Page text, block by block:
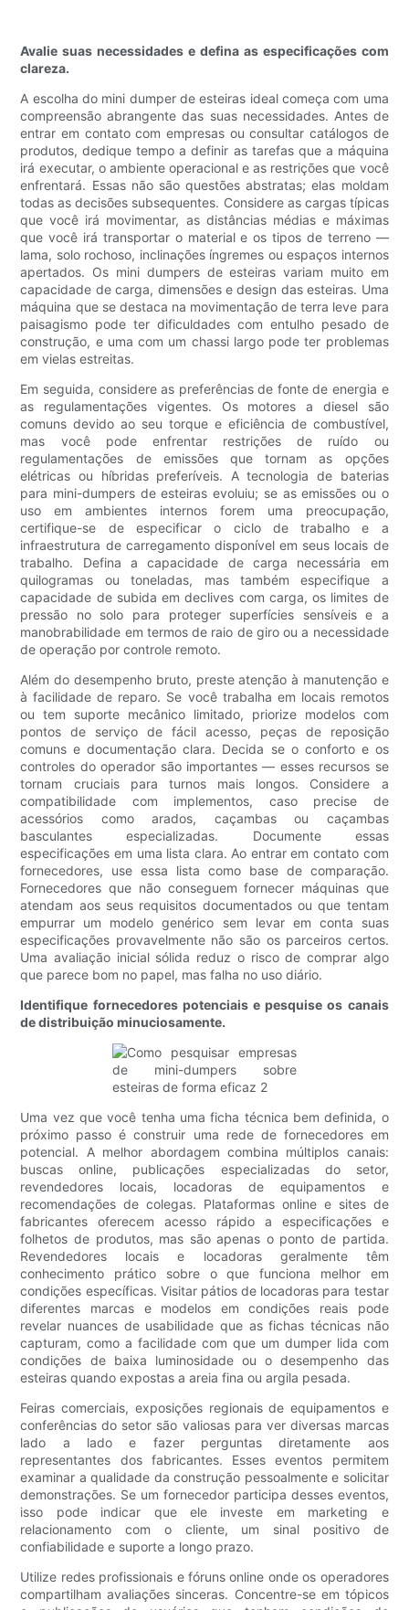
Avalie suas necessidades e defina as especificações com
clareza.
A escolha do mini dumper de esteiras ideal começa com uma
compreensão abrangente das suas necessidades. Antes de
entrar em contato com empresas ou consultar catálogos de
produtos, dedique tempo a definir as tarefas que a máquina
irá executar, o ambiente operacional e as restrições que você
enfrentará. Essas não são questões abstratas; elas moldam
todas as decisões subsequentes. Considere as cargas típicas
que você irá movimentar, as distâncias médias e máximas
que você irá transportar o material e os tipos de terreno —
lama, solo rochoso, inclinações íngremes ou espaços internos
apertados. Os mini dumpers de esteiras variam muito em
capacidade de carga, dimensões e design das esteiras. Uma
máquina que se destaca na movimentação de terra leve para
paisagismo pode ter dificuldades com entulho pesado de
construção, e uma com um chassi largo pode ter problemas
em vielas estreitas.
Em seguida, considere as preferências de fonte de energia e
as regulamentações vigentes. Os motores a diesel são
comuns devido ao seu torque e eficiência de combustível,
mas você pode enfrentar restrições de ruído ou
regulamentações de emissões que tornam as opções
elétricas ou híbridas preferíveis. A tecnologia de baterias
para mini-dumpers de esteiras evoluiu; se as emissões ou o
uso em ambientes internos forem uma preocupação,
certifique-se de especificar o ciclo de trabalho e a
infraestrutura de carregamento disponível em seus locais de
trabalho. Defina a capacidade de carga necessária em
quilogramas ou toneladas, mas também especifique a
capacidade de subida em declives com carga, os limites de
pressão no solo para proteger superfícies sensíveis e a
manobrabilidade em termos de raio de giro ou a necessidade
de operação por controle remoto.
Além do desempenho bruto, preste atenção à manutenção e
à facilidade de reparo. Se você trabalha em locais remotos
ou tem suporte mecânico limitado, priorize modelos com
pontos de serviço de fácil acesso, peças de reposição
comuns e documentação clara. Decida se o conforto e os
controles do operador são importantes — esses recursos se
tornam cruciais para turnos mais longos. Considere a
compatibilidade com implementos, caso precise de
acessórios como arados, caçambas ou caçambas
basculantes especializadas. Documente essas
especificações em uma lista clara. Ao entrar em contato com
fornecedores, use essa lista como base de comparação.
Fornecedores que não conseguem fornecer máquinas que
atendam aos seus requisitos documentados ou que tentam
empurrar um modelo genérico sem levar em conta suas
especificações provavelmente não são os parceiros certos.
Uma avaliação inicial sólida reduz o risco de comprar algo
que parece bom no papel, mas falha no uso diário.
Identifique fornecedores potenciais e pesquise os canais
de distribuição minuciosamente.
Uma vez que você tenha uma ficha técnica bem definida, o
próximo passo é construir uma rede de fornecedores em
potencial. A melhor abordagem combina múltiplos canais:
buscas online, publicações especializadas do setor,
revendedores locais, locadoras de equipamentos e
recomendações de colegas. Plataformas online e sites de
fabricantes oferecem acesso rápido a especificações e
folhetos de produtos, mas são apenas o ponto de partida.
Revendedores locais e locadoras geralmente têm
conhecimento prático sobre o que funciona melhor em
condições específicas. Visitar pátios de locadoras para testar
diferentes marcas e modelos em condições reais pode
revelar nuances de usabilidade que as fichas técnicas não
capturam, como a facilidade com que um dumper lida com
condições de baixa luminosidade ou o desempenho das
esteiras quando expostas a areia fina ou argila pesada.
Feiras comerciais, exposições regionais de equipamentos e
conferências do setor são valiosas para ver diversas marcas
lado a lado e fazer perguntas diretamente aos
representantes dos fabricantes. Esses eventos permitem
examinar a qualidade da construção pessoalmente e solicitar
demonstrações. Se um fornecedor participa desses eventos,
isso pode indicar que ele investe em marketing e
relacionamento com o cliente, um sinal positivo de
confiabilidade e suporte a longo prazo.
Utilize redes profissionais e fóruns online onde os operadores
compartilham avaliações sinceras. Concentre-se em tópicos